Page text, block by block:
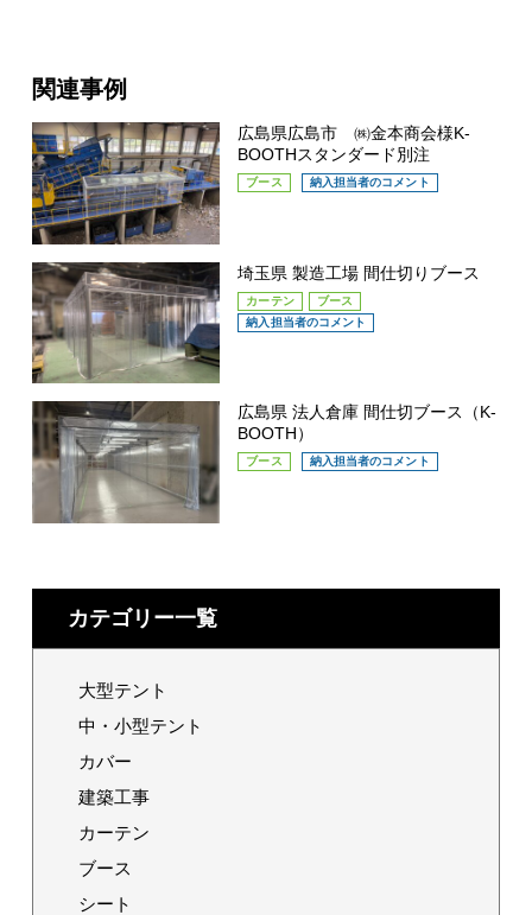
関連事例
広島県広島市 ㈱金本商会様K-
BOOTHスタンダード別注
ブース 納入担当者のコメント
埼玉県 製造工場 間仕切りブース
カーテン
ブース
納入担当者のコメント
広島県 法人倉庫 間仕切ブース（K-
BOOTH）
ブース 納入担当者のコメント
カテゴリー一覧
大型テント
中・小型テント
カバー
建築工事
カーテン
ブース
シート